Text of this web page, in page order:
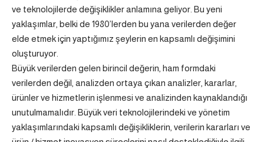
ve teknolojilerde değişiklikler anlamına geliyor. Bu yeni
yaklaşımlar, belki de 1980’lerden bu yana verilerden değer
elde etmek için yaptığımız şeylerin en kapsamlı değişimini
oluşturuyor.
Büyük verilerden gelen birincil değerin, ham formdaki
verilerden değil, analizden ortaya çıkan analizler, kararlar,
ürünler ve hizmetlerin işlenmesi ve analizinden kaynaklandığı
unutulmamalıdır. Büyük veri teknolojilerindeki ve yönetim
yaklaşımlarındaki kapsamlı değişikliklerin, verilerin kararları ve